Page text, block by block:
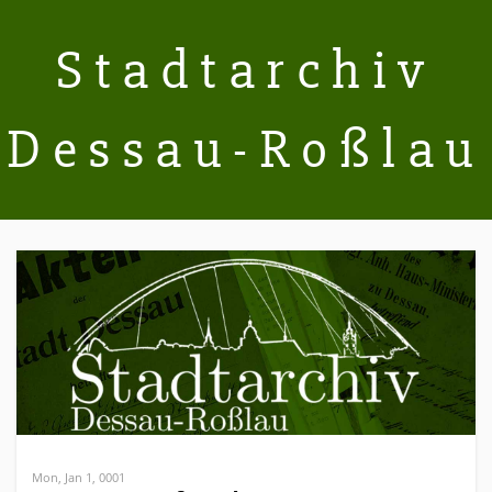
Stadtarchiv
Dessau-Roßlau
Mon, Jan 1, 0001